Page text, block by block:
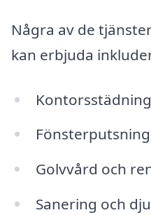
Några av de
kan erbjuda
Kontorsstädning
Fönsterputsning
Golvvård och
Sanering och